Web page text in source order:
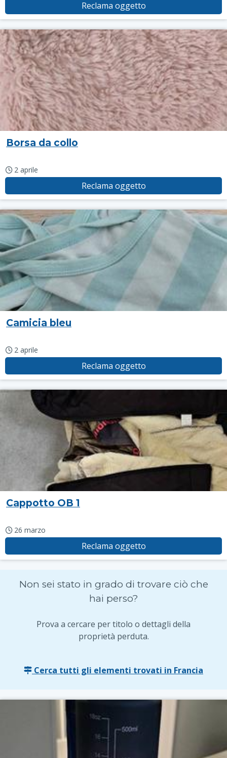
Reclama oggetto
Borsa da collo
2 aprile
Reclama oggetto
Camicia bleu
2 aprile
Reclama oggetto
Cappotto OB 1
26 marzo
Reclama oggetto
Non sei stato in grado di trovare ciò che
hai perso?
Prova a cercare per titolo o dettagli della
proprietà perduta.
Cerca tutti gli elementi trovati in Francia